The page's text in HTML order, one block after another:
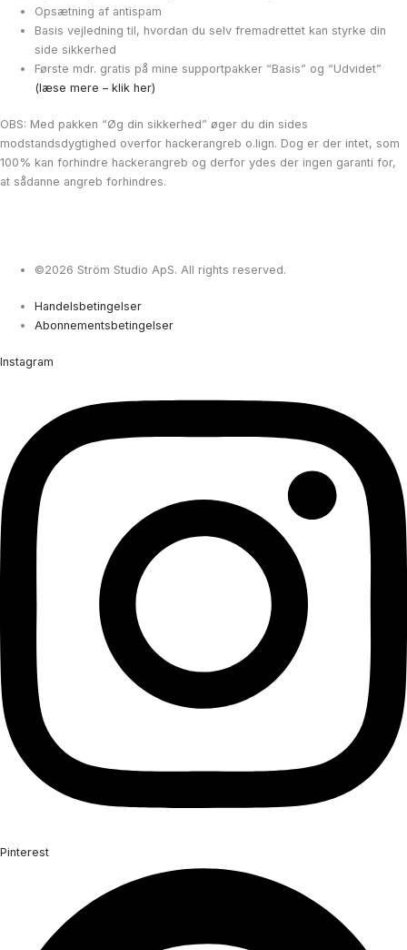
Opsætning af antispam
Basis vejledning til, hvordan du selv fremadrettet kan styrke din
side sikkerhed
Første mdr. gratis på mine supportpakker “Basis” og “Udvidet”
(læse mere – klik her)
OBS: Med pakken “Øg din sikkerhed” øger du din sides
modstandsdygtighed overfor hackerangreb o.lign. Dog er der intet, som
100% kan forhindre hackerangreb og derfor ydes der ingen garanti for,
at sådanne angreb forhindres.
©2026 Ström Studio ApS. All rights reserved.
Handelsbetingelser
Abonnementsbetingelser
Instagram
Pinterest